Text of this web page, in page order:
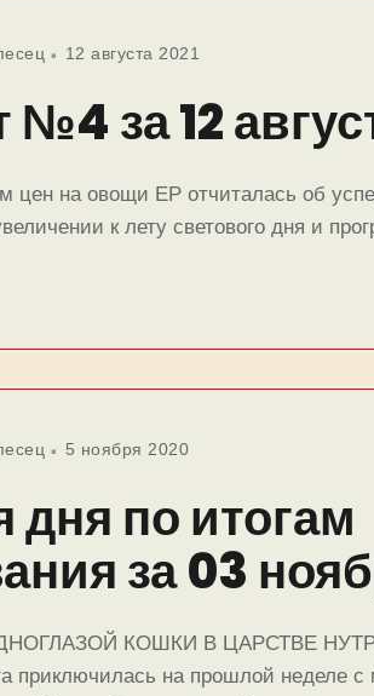
12 августа 2021
за 12
цен на овощи ЕР отчиталась об
к лету светового дня и
5 ноября 2020
дня по итогам
за 03
КОШКИ В ЦАРСТВЕ
приключилась на прошлой неделе